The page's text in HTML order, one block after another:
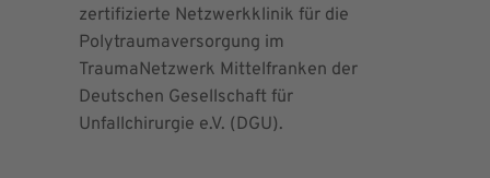
zertifizierte Netzwerkklinik für die
Polytraumaversorgung im
TraumaNetzwerk Mittelfranken der
Deutschen Gesellschaft für
Unfallchirurgie e.V. (DGU).